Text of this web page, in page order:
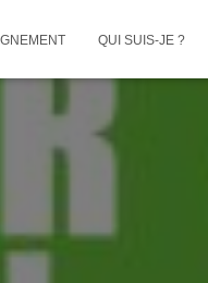
QUI SUIS-JE ?